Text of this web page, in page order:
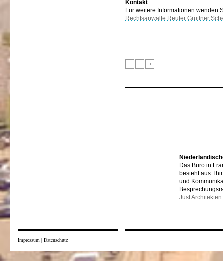
Kontakt
Für weitere Informationen wenden
Rechtsanwälte Reuter Grüttner
Das Büro in
besteht aus
und
Just Architekten
Impressum | Datenschutz